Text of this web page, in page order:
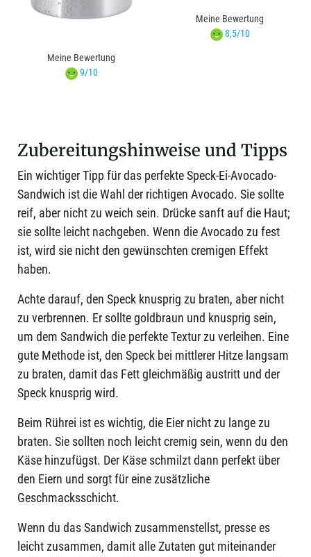
Meine Bewertung
9/10
Meine Bewertung
8,5/10
Zubereitungshinweise und Tipps
Ein wichtiger Tipp für das perfekte Speck-Ei-Avocado-
Sandwich ist die Wahl der richtigen Avocado. Sie sollte
reif, aber nicht zu weich sein. Drücke sanft auf die Haut;
sie sollte leicht nachgeben. Wenn die Avocado zu fest
ist, wird sie nicht den gewünschten cremigen Effekt
haben.
Achte darauf, den Speck knusprig zu braten, aber nicht
zu verbrennen. Er sollte goldbraun und knusprig sein,
um dem Sandwich die perfekte Textur zu verleihen. Eine
gute Methode ist, den Speck bei mittlerer Hitze langsam
zu braten, damit das Fett gleichmäßig austritt und der
Speck knusprig wird.
Beim Rührei ist es wichtig, die Eier nicht zu lange zu
braten. Sie sollten noch leicht cremig sein, wenn du den
Käse hinzufügst. Der Käse schmilzt dann perfekt über
den Eiern und sorgt für eine zusätzliche
Geschmacksschicht.
Wenn du das Sandwich zusammenstellst, presse es
leicht zusammen, damit alle Zutaten gut miteinander